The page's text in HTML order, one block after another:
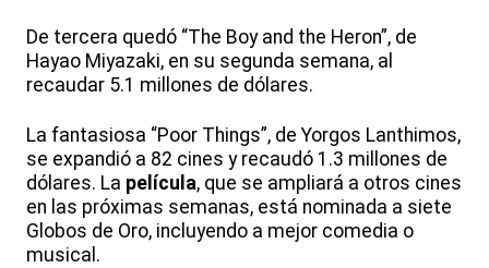
De tercera quedó “The Boy and the Heron”, de
Hayao Miyazaki, en su segunda semana, al
recaudar 5.1 millones de dólares.
La fantasiosa “Poor Things”, de Yorgos Lanthimos,
se expandió a 82 cines y recaudó 1.3 millones de
dólares. La película, que se ampliará a otros cines
en las próximas semanas, está nominada a siete
Globos de Oro, incluyendo a mejor comedia o
musical.